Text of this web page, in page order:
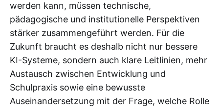
werden kann, müssen technische,
pädagogische und institutionelle Perspektiven
stärker zusammengeführt werden. Für die
Zukunft braucht es deshalb nicht nur bessere
KI-Systeme, sondern auch klare Leitlinien, mehr
Austausch zwischen Entwicklung und
Schulpraxis sowie eine bewusste
Auseinandersetzung mit der Frage, welche Rolle